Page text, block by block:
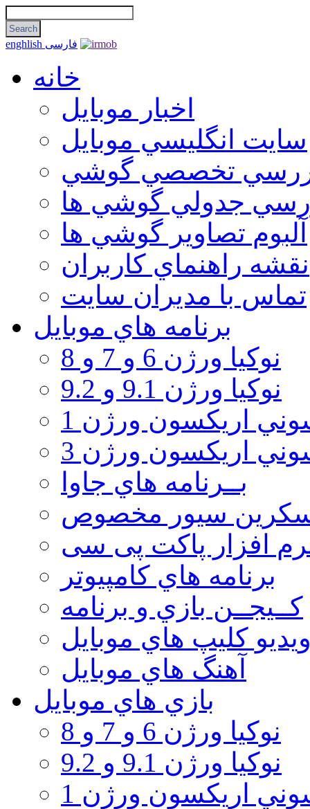
enghlish فارسی
خانه
اخبار موبایل
سايت انگليسي موبايل
تخصصي گوشي
جدولي گوشي ها
آلبوم تصاوير گوشي ها
نقشه راهنماي كاربران
تماس با مديران سايت
برنامه هاي موبايل
نوکیا ورژن 6 و 7 و 8
نوکیا ورژن 9.1 و 9.2
اريكسون ورژن 1
اريكسون ورژن 3
بــرنامه هاي جاوا
سيور مخصوص
افزار پاکت پی سی
برنامه هاي كامپيوتر
كــيجــن بازي و برنامه
كليپ هاي موبايل
آهنگ هاي موبايل
بازي هاي موبايل
نوكيا ورژن 6 و 7 و 8
نوكيا ورژن 9.1 و 9.2
اريكسون ورژن 1